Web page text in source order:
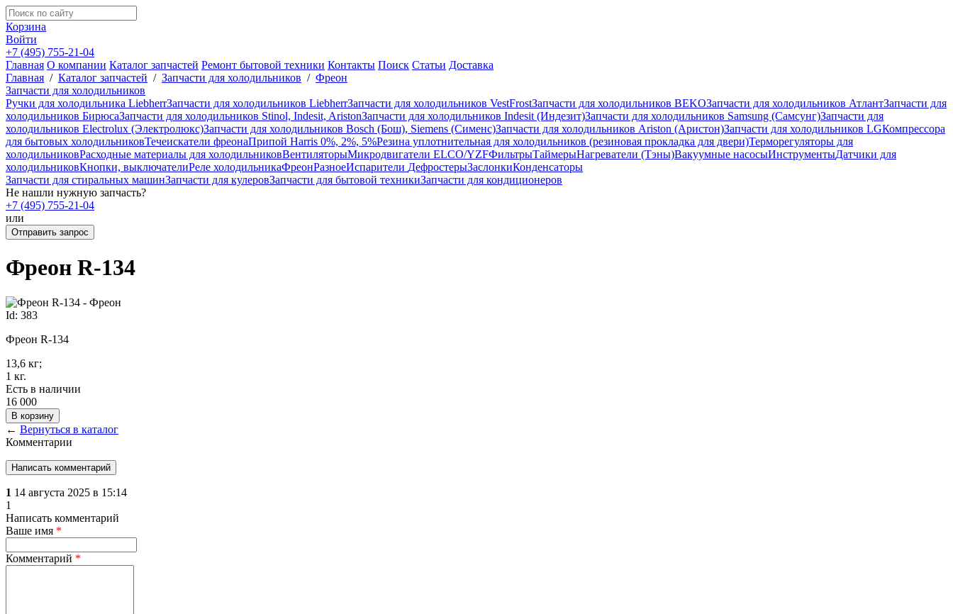
Корзина
Войти
+7 (495) 755-21-04
Главная О компании Каталог запчастей Ремонт бытовой техники Контакты Поиск Статьи Доставка
Главная / Каталог запчастей / Запчасти для холодильников / Фреон
Запчасти для холодильников
Ручки для холодильника LiebherrЗапчасти для холодильников LiebherrЗапчасти для холодильников VestFrostЗапчасти для холодильников BEKOЗапчасти для холодильников АтлантЗапчасти для
холодильников БирюсаЗапчасти для холодильников Stinol, Indesit, AristonЗапчасти для холодильников Indesit (Индезит)Запчасти для холодильников Samsung (Самсунг)Запчасти для
холодильников Electrolux (Электролюкс)Запчасти для холодильников Bosch (Бош), Siemens (Сименс)Запчасти для холодильников Ariston (Аристон)Запчасти для холодильников LGКомпрессора
для бытовых холодильниковТечеискатели фреонаПрипой Harris 0%, 2%, 5%Резина уплотнительная для холодильников (резиновая прокладка для двери)Терморегуляторы для
холодильниковРасходные материалы для холодильниковВентиляторыМикродвигатели ELCO/YZFФильтрыТаймерыНагреватели (Тэны)Вакуумные насосыИнструментыДатчики для
холодильниковКнопки, выключателиРеле холодильникаФреонРазноеИспарители ДефростерыЗаслонкиКонденсаторы
Запчасти для стиральных машинЗапчасти для кулеровЗапчасти для бытовой техникиЗапчасти для кондиционеров
Не нашли нужную запчасть?
+7 (495) 755-21-04
или
Отправить запрос
Фреон R-134
Id: 383
Фреон R-134
13,6 кг;
1 кг.
Есть в наличии
16 000
В корзину
← Вернуться в каталог
Комментарии
Написать комментарий
1 14 августа 2025 в 15:14
1
Написать комментарий
Ваше имя *
Комментарий *